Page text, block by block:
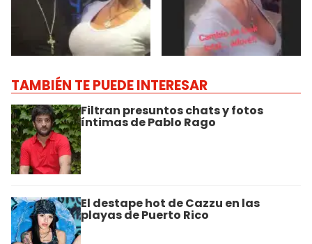
TAMBIÉN TE PUEDE INTERESAR
Filtran presuntos chats y fotos
íntimas de Pablo Rago
El destape hot de Cazzu en las
playas de Puerto Rico